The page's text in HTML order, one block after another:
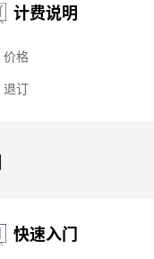
计费说明
价格
退订
快速入门